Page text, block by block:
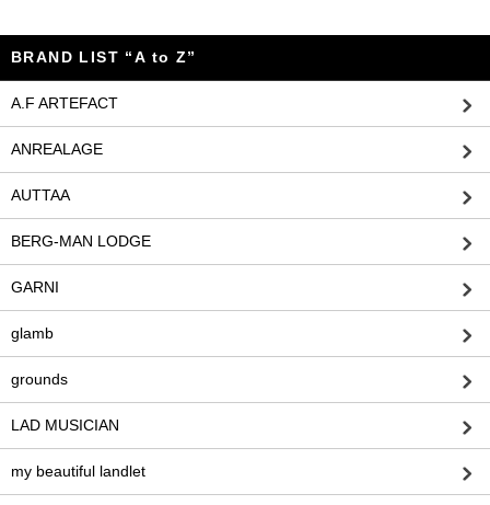
BRAND LIST “A to Z”
A.F ARTEFACT
ANREALAGE
AUTTAA
BERG-MAN LODGE
GARNI
glamb
grounds
LAD MUSICIAN
my beautiful landlet